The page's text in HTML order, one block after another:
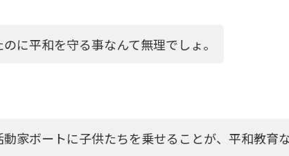
に平和を守る事なんて無理でしょ。
家ボートに子供たちを乗せることが、平和教育